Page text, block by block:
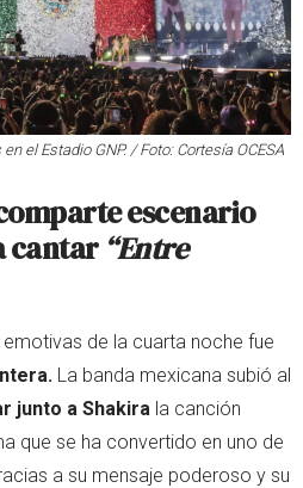
el Estadio GNP. / Foto: Cortesía OCESA
escenario
cantar “Entre
de la cuarta noche fue
La banda mexicana subió al
junto a Shakira la canción
que se ha convertido en uno de
a su mensaje poderoso y su